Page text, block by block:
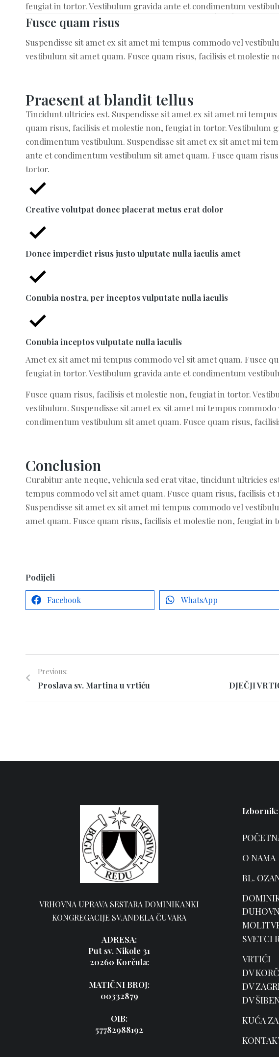
feugiat in tortor. Vestibulum gravida ante et condimentum
Fusce quam risus
Suspendisse sit amet ex sit amet mi tempus commodo vel
vestibulum sit amet quam. Fusce quam risus, facilisis et molestie
Praesent at blandit tellus
Tincidunt ultricies est. Suspendisse sit amet ex sit amet mi
quam risus, facilisis et molestie non, feugiat in tortor. Vestibulum
condimentum vestibulum. Suspendisse sit amet ex sit amet mi
ante et condimentum vestibulum sit amet quam. Fusce quam
tortor.
Creative volutpat donec placerat metus erat dolor
Donec imperdiet risus justo ulputate nulla iaculis amet
Conubia nostra, per inceptos vulputate nulla iaculis
Conubia inceptos vulputate nulla iaculis
Amet ex sit amet mi tempus commodo vel sit amet quam. Fusce
feugiat in tortor. Vestibulum gravida ante et condimentum
Fusce quam risus, facilisis et molestie non, feugiat in tortor.
vestibulum. Suspendisse sit amet ex sit amet mi tempus
condimentum vestibulum sit amet quam. Fusce quam risus,
Conclusion
Curabitur ante neque, vehicula sed erat vitae, tincidunt ultricies
tempus commodo vel sit amet quam. Fusce quam risus, facilisis
Suspendisse sit amet ex sit amet mi tempus commodo vel
amet quam. Fusce quam risus, facilisis et molestie non, feugiat in
Podijeli
Facebook WhatsApp
Previous:
Proslava sv. Martina u vrtiću
VRHOVNA UPRAVA SESTARA DOMINIKANKI
KONGREGACIJE SV.ANĐELA ČUVARA
ADRESA:
Put sv. Nikole 31
20260 Korčula:
MATIČNI BROJ:
00332879
OIB:
57782988192
Izbornik:
O NAMA
BL.
SVETCI
VRTIĆI
DV
DV
DV
KUĆA